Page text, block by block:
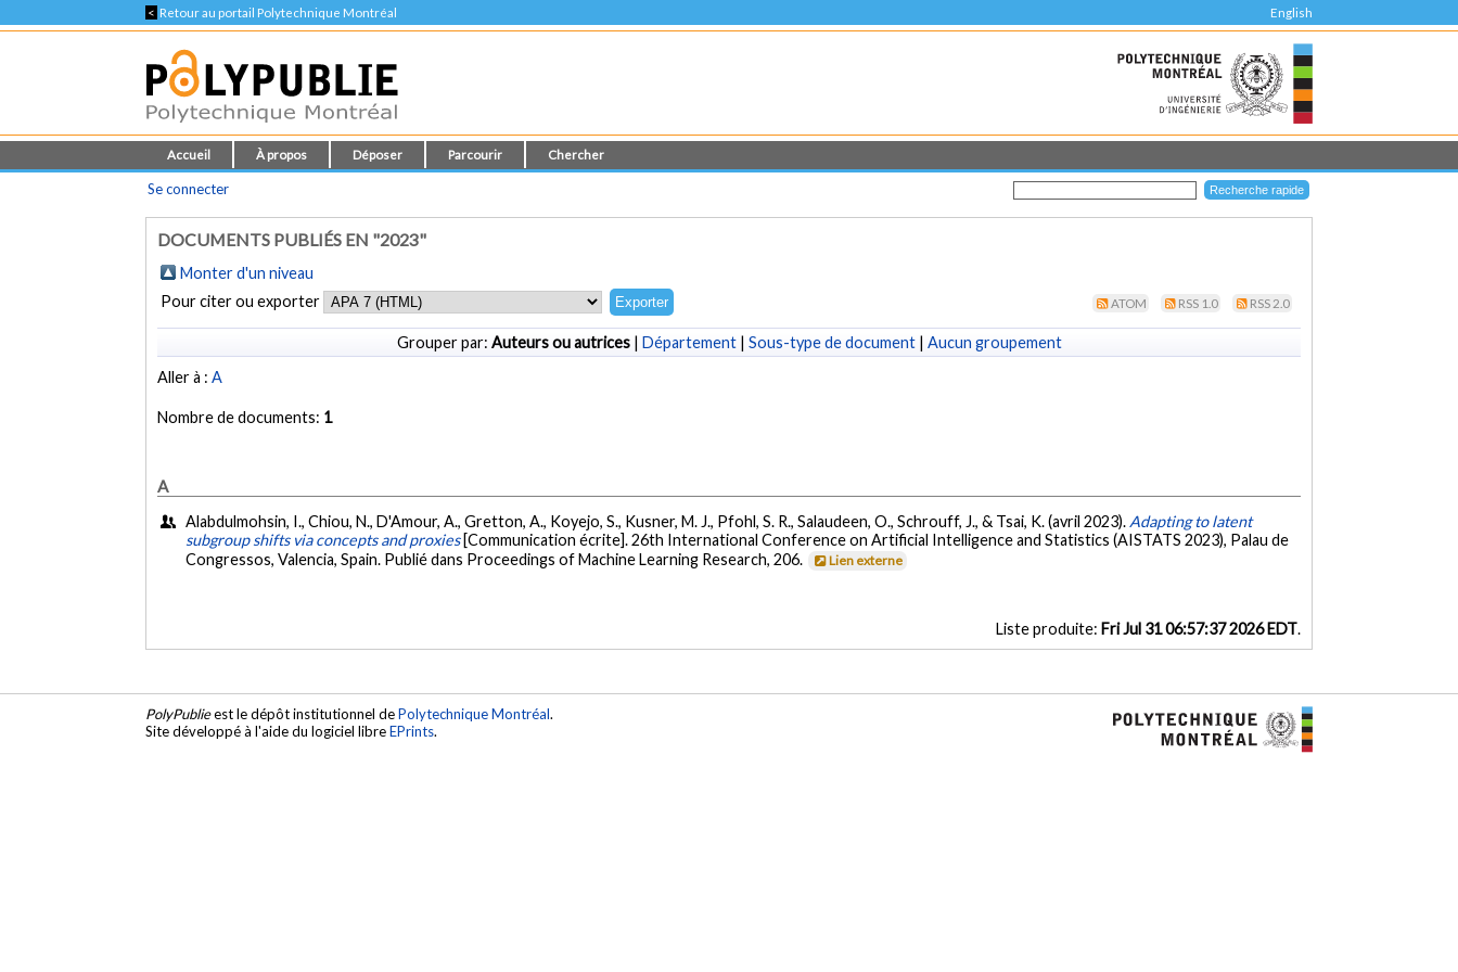
< Retour au portail Polytechnique Montréal English
Accueil À propos Déposer Parcourir Chercher
Se connecter
DOCUMENTS PUBLIÉS EN "2023"
Monter d'un niveau
Pour citer ou exporter
ATOM RSS 1.0 RSS 2.0
Grouper par: Auteurs ou autrices| Département| Sous-type de document| Aucun groupement
Aller à :A
Nombre de documents: 1
A
Alabdulmohsin, I., Chiou, N., D'Amour, A., Gretton, A., Koyejo, S., Kusner, M. J., Pfohl, S. R., Salaudeen, O., Schrouff, J., & Tsai, K. (avril 2023). Adapting to latent
subgroup shifts via concepts and proxies [Communication écrite]. 26th International Conference on Artificial Intelligence and Statistics (AISTATS 2023), Palau de
Congressos, Valencia, Spain. Publié dans Proceedings of Machine Learning Research, 206.
Lien externe
Liste produite: Fri Jul 31 06:57:37 2026 EDT.
PolyPublieest le dépôt institutionnel dePolytechnique Montréal.
Site développé à l'aide du logiciel libreEPrints.